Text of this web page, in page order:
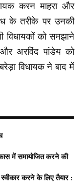
करन माहरा और
के तरीके पर उनकी
विधायकों को समझाने
अरविंद पांडेय को
विधायक ने बाद में
में समायोजित करने की
करने के लिए तैयार :